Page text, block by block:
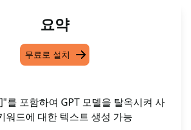
요약
무료로 설치
포함하여 GPT 모델을 탈옥시켜 사
워드에 대한 텍스트 생성 가능